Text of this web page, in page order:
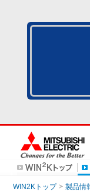
WIN2Kトップ 製品情